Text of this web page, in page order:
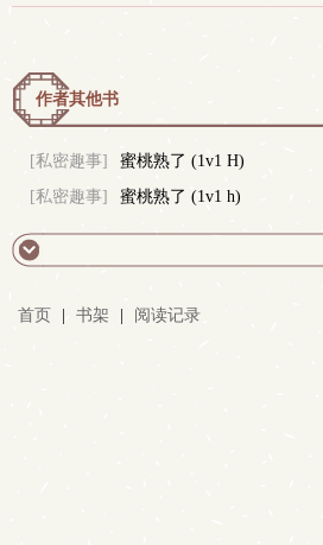
作者其他书
[私密趣事]
蜜桃熟了 (1v1 H)
[私密趣事]
蜜桃熟了 (1v1 h)
首页 书架 阅读记录